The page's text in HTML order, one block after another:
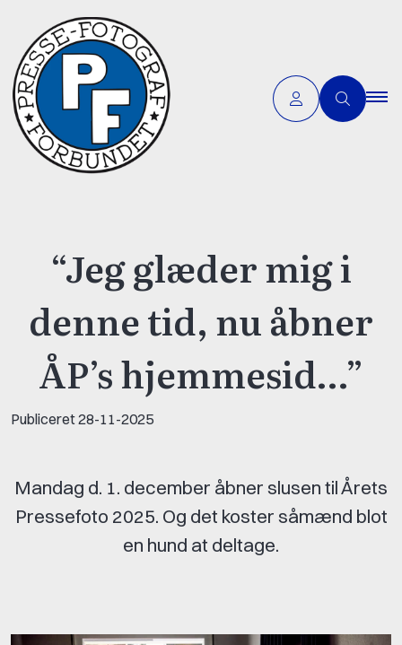
“Jeg glæder mig i
denne tid, nu åbner
ÅP’s hjemmesid…”
Publiceret28-11-2025
Mandag d. 1. december åbner slusen til Årets
Pressefoto 2025. Og det koster såmænd blot
en hund at deltage.